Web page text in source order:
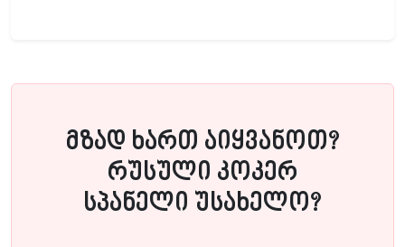
მზად ხართ აიყვანოთ?
რუსული კოკერ
სპანელი უსახელო?